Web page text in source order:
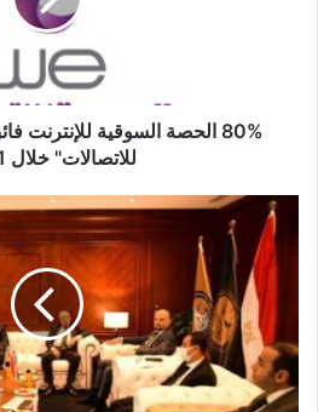
80% الحصة السوقية
للاتصالات" خلال 2021
الرقابة
المالية
بمصر
تستقبل
الجهات
المنظمة
لسوق